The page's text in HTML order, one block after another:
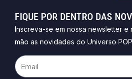
FIQUE POR DENTRO DAS
Inscreva-se em nossa newsletter e
mão as novidades do Universo
Email